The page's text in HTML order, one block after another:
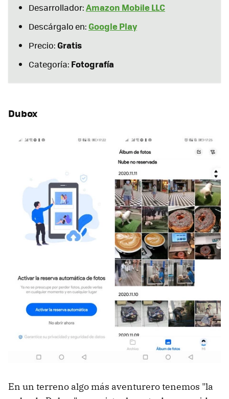
Desarrollador:Amazon Mobile LLC
Descárgalo en: Google Play
Precio:Gratis
Categoría: Fotografía
Dubox
En un terreno algo más aventurero tenemos "la